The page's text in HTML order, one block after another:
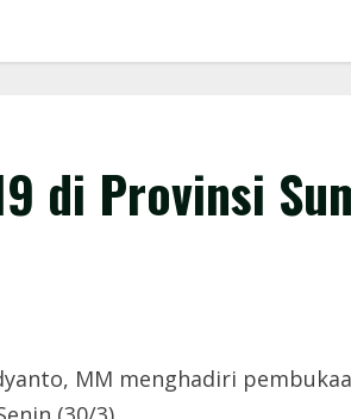
di Provinsi
MM menghadiri